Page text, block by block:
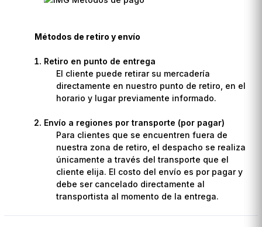
Métodos de retiro y envío
Retiro en punto de entrega
El cliente puede retirar su mercadería
directamente en nuestro punto de retiro, en el
horario y lugar previamente informado.
Envío a regiones por transporte (por pagar)
Para clientes que se encuentren fuera de
nuestra zona de retiro, el despacho se realiza
únicamente a través del transporte que el
cliente elija. El costo del envío es por pagar y
debe ser cancelado directamente al
transportista al momento de la entrega.